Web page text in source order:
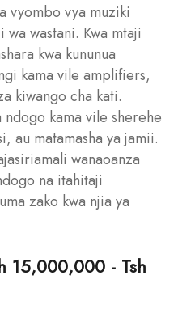
vyombo vya muziki
wa wastani. Kwa mtaji
kwa kununua
kama vile amplifiers,
kiwango cha kati.
ndogo kama vile sherehe
au matamasha ya jamii.
wanaoanza
na itahitaji
zako kwa njia ya
15,000,000 - Tsh